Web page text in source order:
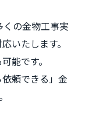
の金物工事実
いたします。
能です。
頼できる」金